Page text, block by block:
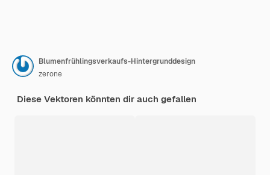
Blumenfrühlingsverkaufs-Hintergrunddesign
zerone
Diese Vektoren könnten dir auch gefallen